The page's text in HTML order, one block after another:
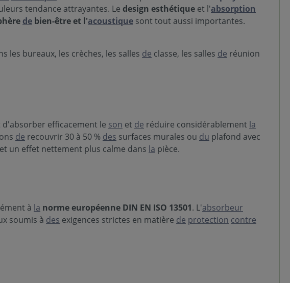
tendance attrayantes. Le design esthétique et l'absorption
de bien-être et l'acoustique sont tout aussi importantes.
les bureaux, les crèches, les salles de classe, les salles de réunion
efficacement le son et de réduire considérablement la
de recouvrir 30 à 50 % des surfaces murales ou du plafond avec
un effet nettement plus calme dans la pièce.
à la norme européenne DIN EN ISO 13501. L'absorbeur
soumis à des exigences strictes en matière de protection contre